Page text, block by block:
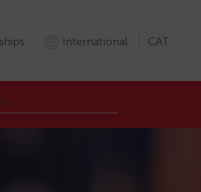
International CAT